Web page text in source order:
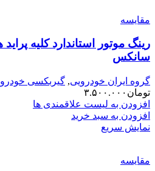
مقایسه
سانکس
گروه ایران خودرویی, گیربکسی خودرو
تومان ۳.۵۰۰.۰۰۰
افزودن به لیست علاقمندی ها
افزودن به سبد خرید
نمایش سریع
مقایسه